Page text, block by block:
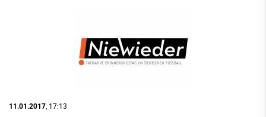
11.01.2017, 17:13